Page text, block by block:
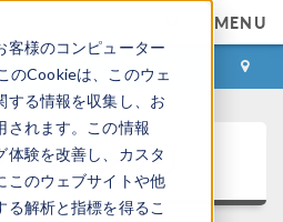
客様のコンピューター
のCookieは、このウェ
する情報を収集し、お
されます。この情報
体験を改善し、カスタ
このウェブサイトや他
解析と指標を得るこ
MENU
ログイン お問い合わせ
ンギャラリ